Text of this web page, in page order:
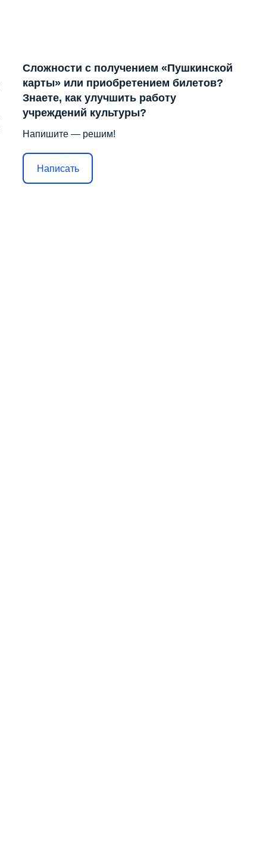
Сложности с получением «Пушкинской
карты» или приобретением билетов?
Знаете, как улучшить работу
учреждений культуры?
Напишите — решим!
Написать